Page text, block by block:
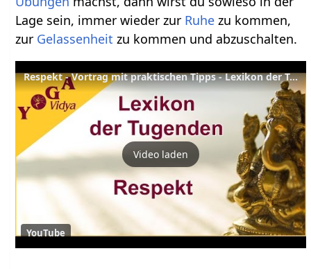
Lage sein, immer wieder zur Ruhe zu kommen,
zur Gelassenheit zu kommen und abzuschalten.
Respekt - Vortrag mit praktischen Tipps - Lexikon der Tugenden Yoga Vidya
Video laden
YouTube